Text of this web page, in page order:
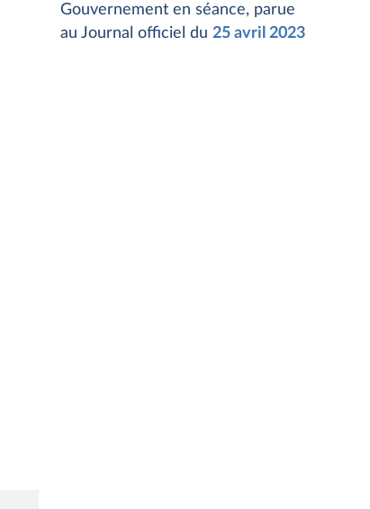
Gouvernement en séance, parue
au Journal officiel du 25 avril 2023